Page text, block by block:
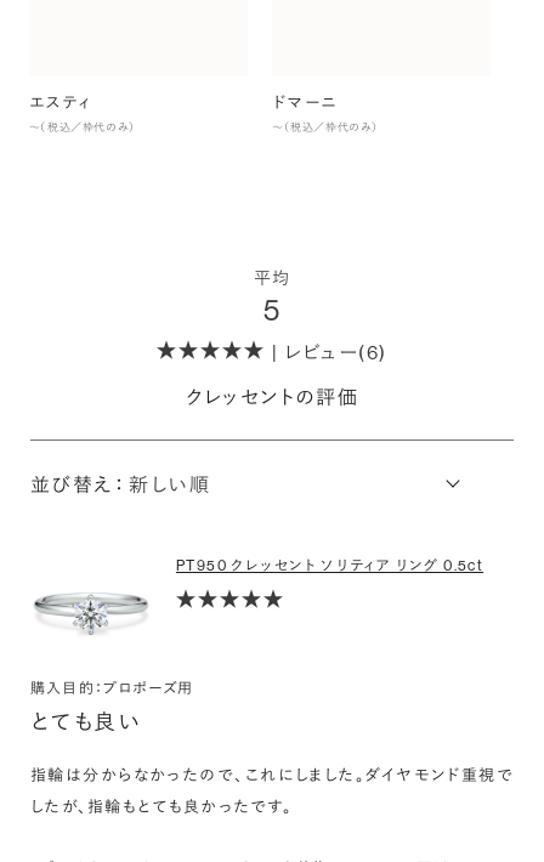
エスティ
〜（税込／枠代のみ）
ドマーニ
〜（税込／枠代のみ）
平均
5
| レビュー(6)
クレッセントの評価
並び替え：
PT950 クレッセント ソリティア リング 0.5ct
購入目的：プロポーズ用
とても良い
指輪は分からなかったので、これにしました。ダイヤモンド重視で